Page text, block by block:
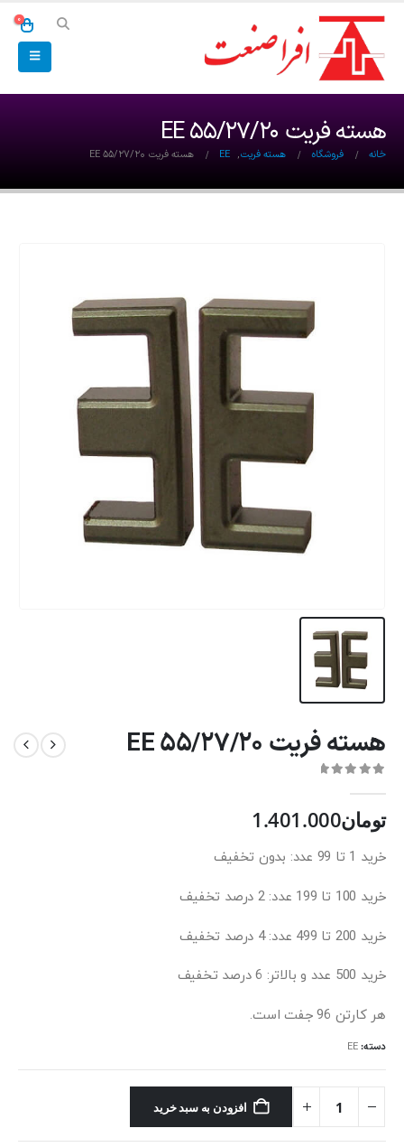
0
هسته فریت EE 55/27/20
خانه فروشگاه هسته فریت,
EE هسته فریت EE 55/27/20
هسته فریت EE 55/27/20
تومان1.401.000
خرید 1 تا 99 عدد: بدون تخفیف
خرید 100 تا 199 عدد: 2 درصد تخفیف
خرید 200 تا 499 عدد: 4 درصد تخفیف
خرید 500 عدد و بالاتر: 6 درصد تخفیف
هر کارتن 96 جفت است.
دسته:EE
افزودن به سبد خرید